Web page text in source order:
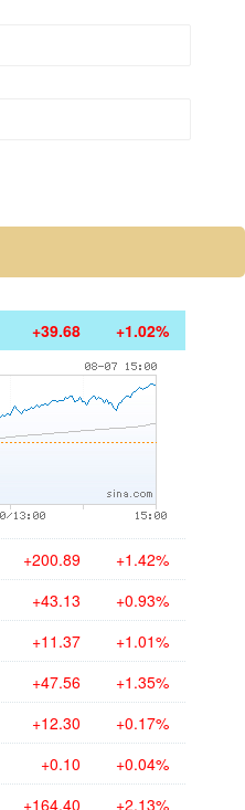
+39.68 +1.02%
+200.89 +1.42%
+43.13 +0.93%
+11.37 +1.01%
+47.56 +1.35%
+12.30 +0.17%
+0.10 +0.04%
+164.40 +2.13%